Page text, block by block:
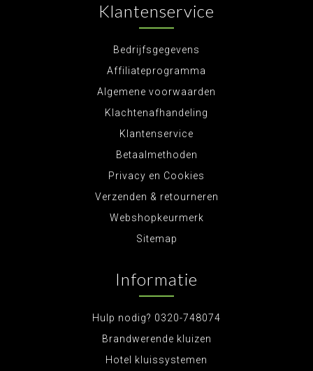
Klantenservice
Bedrijfsgegevens
Affiliateprogramma
Algemene voorwaarden
Klachtenafhandeling
Klantenservice
Betaalmethoden
Privacy en Cookies
Verzenden & retourneren
Webshopkeurmerk
Sitemap
Informatie
Hulp nodig? 0320-748074
Brandwerende kluizen
Hotel kluissystemen